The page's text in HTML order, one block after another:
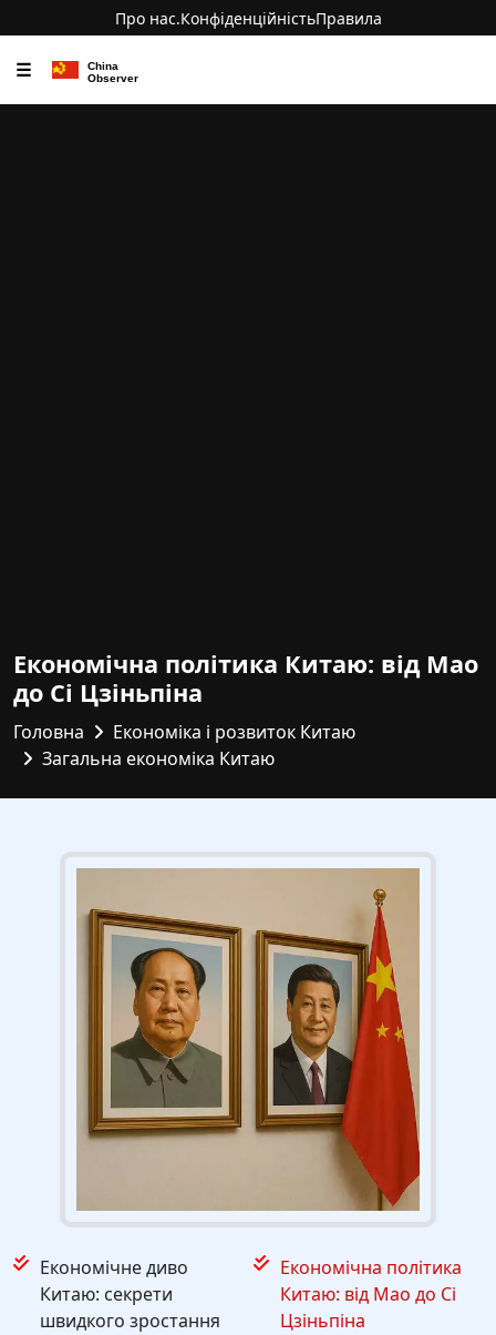
Про нас.КонфіденційністьПравила
☰
Економічна політика Китаю: від Мао
до Сі Цзіньпіна
Головна
Економіка і розвиток Китаю
Загальна економіка Китаю
Економічне диво
Китаю: секрети
швидкого зростання
Економічна політика
Китаю: від Мао до Сі
Цзіньпіна